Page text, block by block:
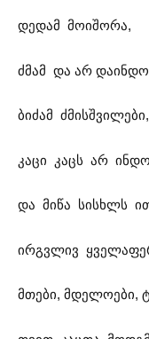
დედამ მოიშორა,
ძმამ და არ
ბიძამ ძმისშვილები,
კაცი კაცს არ
და მიწა სისხლს
ირგვლივ
მთები, მდელოები,